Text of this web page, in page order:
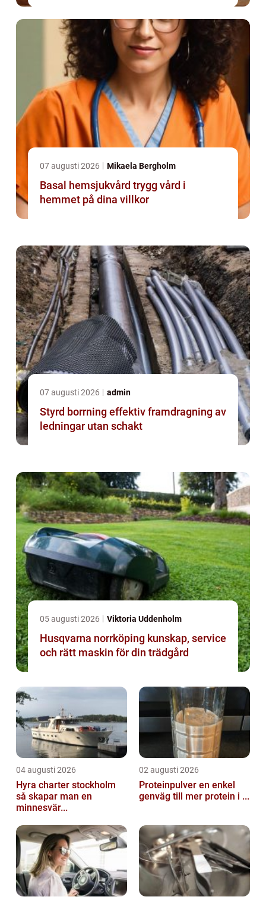
07 augusti 2026 Mikaela Bergholm
Basal hemsjukvård trygg vård i
hemmet på dina villkor
07 augusti 2026 admin
Styrd borrning effektiv framdragning av
ledningar utan schakt
05 augusti 2026 Viktoria Uddenholm
Husqvarna norrköping kunskap, service
och rätt maskin för din trädgård
04 augusti 2026
Hyra charter stockholm
så skapar man en
minnesvär...
02 augusti 2026
Proteinpulver en enkel
genväg till mer protein i ...